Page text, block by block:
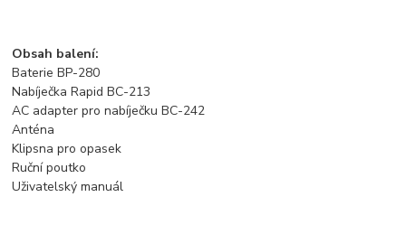
Obsah balení:
Baterie BP-280
Nabíječka Rapid BC-213
AC adapter pro nabíječku BC-242
Anténa
Klipsna pro opasek
Ruční poutko
Uživatelský manuál